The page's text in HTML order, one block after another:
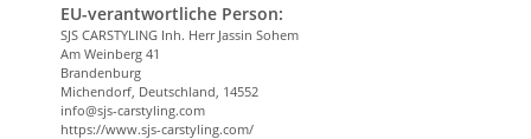
EU-verantwortliche Person:
SJS CARSTYLING Inh. Herr Jassin Sohem
Am Weinberg 41
Brandenburg
Michendorf, Deutschland, 14552
info@sjs-carstyling.com
https://www.sjs-carstyling.com/